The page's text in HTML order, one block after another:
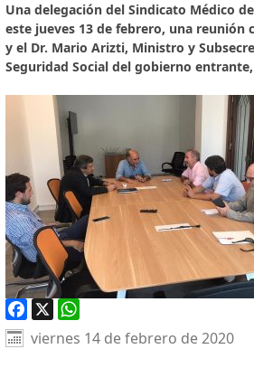
Una delegación del Sindicato Médico
este jueves 13 de febrero, una reunión
y el Dr. Mario Arizti, Ministro y
Seguridad Social del gobierno
Facebook
X WhatsApp
viernes 14 de febrero de 2020